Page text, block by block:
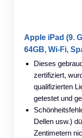
Apple iPad (9.
64GB, Wi-Fi,
Dieses
zertifiziert,
qualifizierten
getestet und
Dellen usw.)
Zentimetern